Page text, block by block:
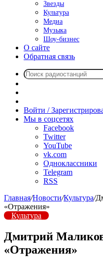
Звезды
Культура
Медиа
Музыка
Шоу-бизнес
О сайте
Обратная связь
радио
Войти /
Мы в соцсетях
Facebook
Twitter
YouTube
vk.com
Одноклассники
Telegram
RSS
Главная/Новости/Культура/
«Отражения»
Культура
Дмитрий
«Отражения»